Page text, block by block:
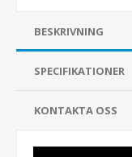
BESKRIVNING
SPECIFIKATIONER
KONTAKTA OSS